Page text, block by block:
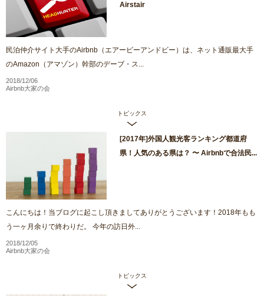
Airstair
民泊仲介サイト大手のAirbnb（エアービーアンドビー）は、ネット通販最大手
のAmazon（アマゾン）幹部のデーブ・ス...
2018/12/06
Airbnb大家の会
トピックス
[2017年]外国人観光客ランキング都道府
県！人気のある県は？ 〜 Airbnbで合法民...
こんにちは！当ブログに起こし頂きましてありがとうございます！2018年もも
う一ヶ月余りで終わりだ。 今年の訪日外...
2018/12/05
Airbnb大家の会
トピックス